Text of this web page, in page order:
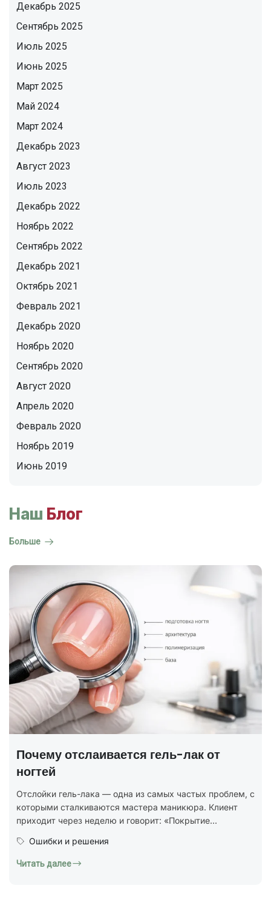
Декабрь 2025
Сентябрь 2025
Июль 2025
Июнь 2025
Март 2025
Май 2024
Март 2024
Декабрь 2023
Август 2023
Июль 2023
Декабрь 2022
Ноябрь 2022
Сентябрь 2022
Декабрь 2021
Октябрь 2021
Февраль 2021
Декабрь 2020
Ноябрь 2020
Сентябрь 2020
Август 2020
Апрель 2020
Февраль 2020
Ноябрь 2019
Июнь 2019
Наш Блог
Больше
с
ГОСТ на маникюр Р 72319-2025 —
Ногтевой сервис. Карты типовых технологических
процессов. Общие...
Юридическая грамотность
Читать далее